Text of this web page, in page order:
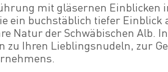
mit gläsernen Einblicken
ein buchstäblich tiefer
Natur der Schwäbischen Alb.
zu Ihren Lieblingsnudeln, zur